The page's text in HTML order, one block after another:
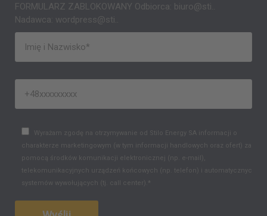
FORMULARZ ZABLOKOWANY Odbiorca: biuro@sti..
Nadawca: wordpress@sti..
Wyrażam zgodę na otrzymywanie od Stilo Energy SA informacji o
charakterze marketingowym (w tym informacji handlowych oraz ofert) za
pomocą środków komunikacji elektronicznej (np. e-mail),
telekomunikacyjnych urządzeń końcowych (np. telefon) i automatycznych
systemów wywołujących (tj. call center).*